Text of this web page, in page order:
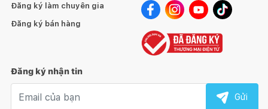
Đăng ký làm chuyên gia
Đăng ký bán hàng
Đăng ký nhận tin
Gửi